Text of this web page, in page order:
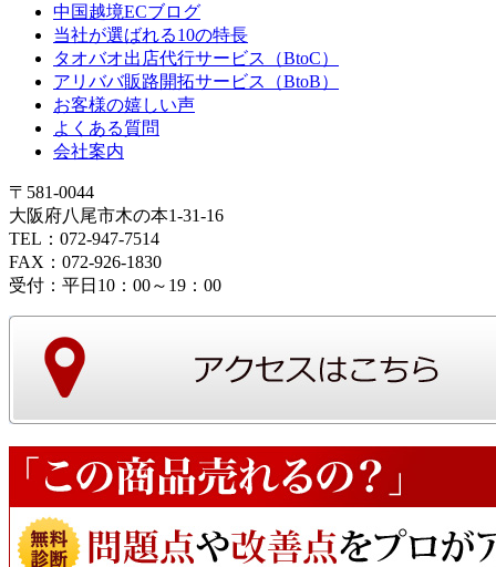
中国越境ECブログ
当社が選ばれる10の特長
タオバオ出店代行サービス（BtoC）
アリババ販路開拓サービス（BtoB）
お客様の嬉しい声
よくある質問
会社案内
〒581-0044
大阪府八尾市木の本1-31-16
TEL：072-947-7514
FAX：072-926-1830
受付：平日10：00～19：00